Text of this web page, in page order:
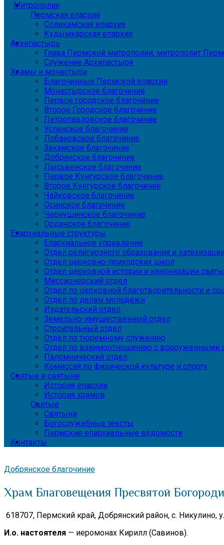
Митрополия
Пермская епархия
Соликамская епархия
Кудымкарская епархия
Архипастырь
Глава Пермской митрополии, митрополит
Служение Архипастыря
Храмы и монастыри
Благочинные Пермской епархии
Монастырское благочиние
Первое городское благочиние
Второе Городское благочиние
Петропавловское благочиние
Успенское благочиние
Лобановское благочиние
Закамское благочиние
Добрянское благочиние
Лысьвенское благочиние
Первое Кунгурское благочиние
Второе Кунгурское благочиние
Чайковское благочиние
Осинское благочиние
Чернушинское благочиние
Ординское благочиние
Епархиальные структуры
Епархиальное управление
Отдел религиозного образования и катехизации
Отдел церковно-приходских школ
Отдел церковной истории и канонизации
Миссионерский отдел
Отдел по церковной благотворительности и
Отдел по делам молодежи
Издательский отдел
Земельно-имущественный отдел
Строительный отдел
Отдел по тюремному служению
Отдел по взаимоотношению с вооруженными
Паломнический отдел
Комиссия по физической культуре и спорту
Святые и святыни
История епархии
История храмов
Святые
Святыни
Богослужебные тексты
Пермские епархиальные ведомости
Контакты
Добрянское благочиние
Храм Благовещения Пресвятой
618707, Пермский край, Добрянский район, с. Никулино,
И.о. настоятеля — иеромонах Кирилл (Савинов).